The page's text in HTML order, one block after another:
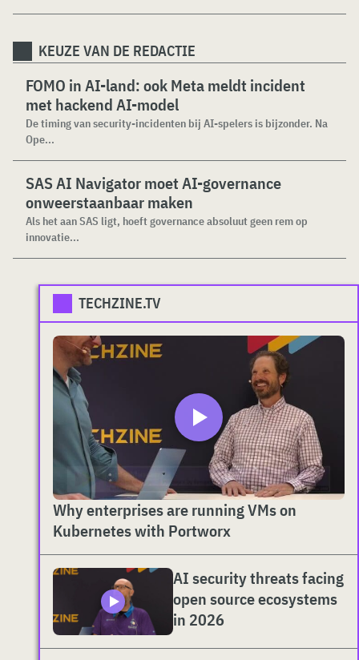
KEUZE VAN DE REDACTIE
FOMO in AI-land: ook Meta meldt incident
met hackend AI-model
De timing van security-incidenten bij AI-spelers is bijzonder. Na
Ope...
SAS AI Navigator moet AI-governance
onweerstaanbaar maken
Als het aan SAS ligt, hoeft governance absoluut geen rem op
innovatie...
TECHZINE.TV
Why enterprises are running VMs on
Kubernetes with Portworx
AI security threats facing
open source ecosystems
in 2026